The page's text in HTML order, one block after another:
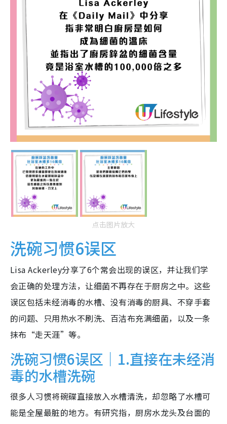
点击图片放大
洗碗习惯6误区
Lisa Ackerley分享了6个常会出现的误区，并让我们学
会正确的处理方法，让细菌不再存在于厨房之中。这些
误区包括未经消毒的水槽、没有消毒的厨具、不穿手套
的问题、只用热水不刷洗、百洁布充满细菌，以及一条
抹布“走天涯”等。
洗碗习惯6误区｜1.直接在未经消
毒的水槽洗碗
很多人习惯将碗碟直接放入水槽清洗，却忽略了水槽可
能是全屋最脏的地方。有研究指，厨房水龙头及台面的